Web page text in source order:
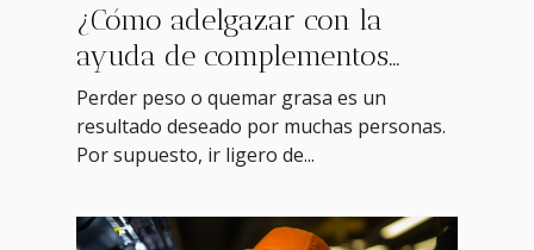
¿Cómo adelgazar con la
ayuda de complementos
alimenticios?
Perder peso o quemar grasa es un
resultado deseado por muchas personas.
Por supuesto, ir ligero de...